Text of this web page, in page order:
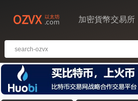
加密貨幣交易所